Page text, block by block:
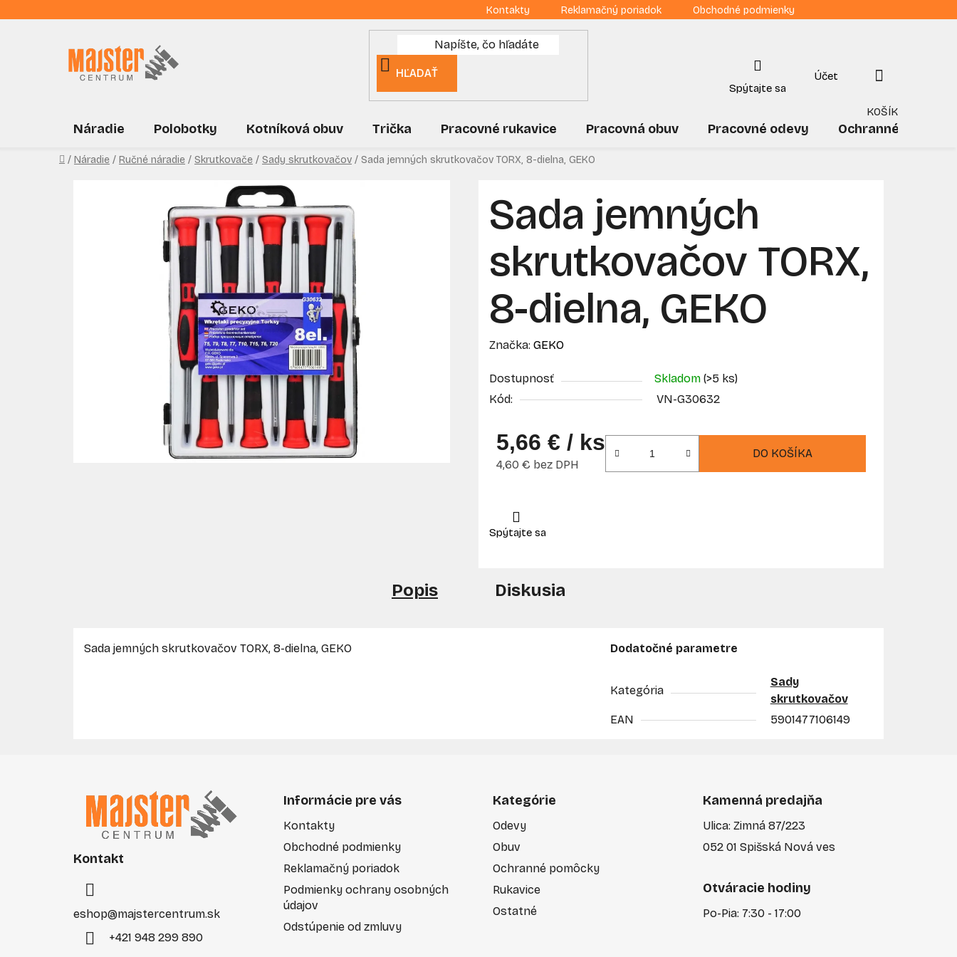
na
Kontakty Reklamačný poriadok Obchodné podmienky
HĽADAŤ
NÁKUPNÝ
KOŠÍK
Náradie Polobotky Kotníková obuv Trička Pracovné rukavice Pracovná obuv Pracovné odevy Ochranné
Domov
/ Náradie / Ručné náradie / Skrutkovače / Sady skrutkovačov / Sada jemných skrutkovačov TORX, 8-dielna, GEKO
Sada jemných
skrutkovačov TORX,
8-dielna, GEKO
Značka: GEKO
Dostupnosť Skladom (>5 ks)
Kód:
VN-G30632
5,66 € / ks
4,60 € bez DPH
DO KOŠÍKA
Popis Diskusia
Sada jemných skrutkovačov TORX, 8-dielna, GEKO Dodatočné parametre
Kategória
Sady
skrutkovačov
EAN
5901477106149
Kontakt
eshop@majstercentrum.sk
+421 948 299 890
Informácie pre vás
Kontakty
Obchodné podmienky
Reklamačný poriadok
Podmienky ochrany osobných
údajov
Odstúpenie od zmluvy
Kategórie
Odevy
Obuv
Ochranné pomôcky
Rukavice
Ostatné
Kamenná predajňa
Ulica: Zimná 87/223
052 01 Spišská Nová ves
Otváracie hodiny
Po-Pia: 7:30 - 17:00